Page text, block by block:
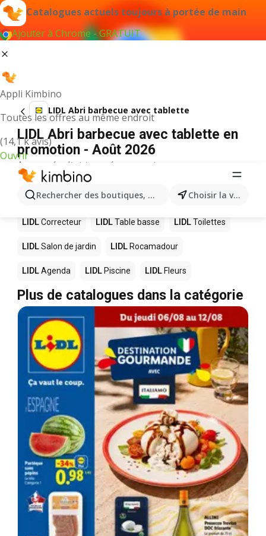
Catalogues actuels toujours à portée de main
Ajouter à Chrome - GRATUIT
Appli Kimbino
Toutes les offres au même endroit
(14,1 k avis)
Ouvrir
Rechercher des boutiques, des catégories, des Choisir la ville
LIDL Abri barbecue avec tablette
LIDL Abri barbecue avec tablette en
promotion - Août 2026
Aucun résultat trouvé pour ce terme.
D’autres produits dans les magasins
LIDL
LIDLCorrecteur LIDLTable basse LIDLToilettes
LIDLSalon de jardin LIDL Rocamadour
LIDLAgenda LIDL Piscine LIDL Fleurs
Plus de catalogues dans la catégorie